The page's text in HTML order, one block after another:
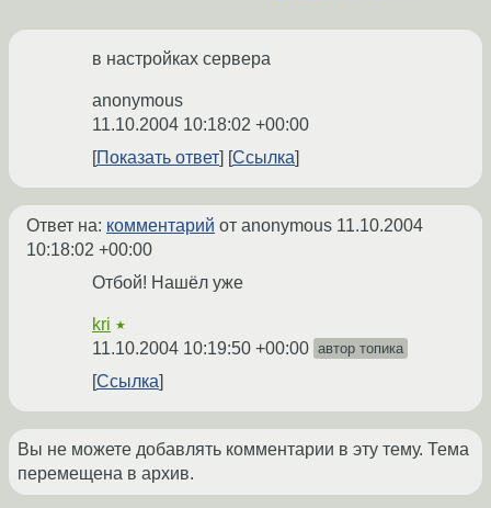
в настройках сервера
anonymous
11.10.2004 10:18:02 +00:00
Показать ответ
Ссылка
Ответ на: комментарий от anonymous 11.10.2004
10:18:02 +00:00
Отбой! Нашёл уже
kri ★
11.10.2004 10:19:50 +00:00 автор топика
Ссылка
Вы не можете добавлять комментарии в эту тему. Тема
перемещена в архив.